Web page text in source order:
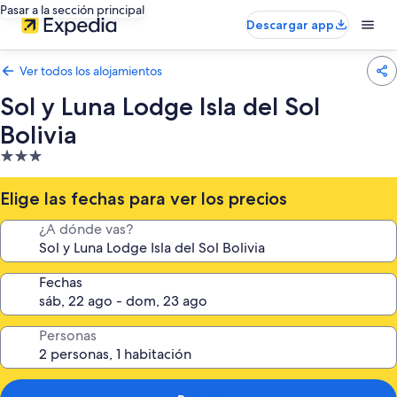
Pasar a la sección principal
Descargar app
Ver todos los alojamientos
Sol y Luna Lodge Isla del Sol
Bolivia
Alojamiento
de
3.0 estrellas
Elige las fechas para ver los precios
¿A dónde vas?
Fechas
Personas